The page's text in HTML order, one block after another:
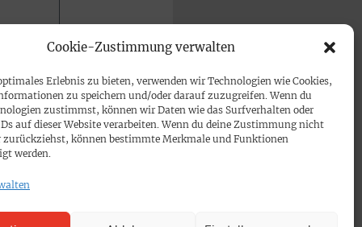
Cookie-Zustimmung verwalten
Erlebnis zu bieten, verwenden wir Technologien wie Cookies,
zu speichern und/oder darauf zuzugreifen. Wenn du
zustimmst, können wir Daten wie das Surfverhalten oder
auf dieser Website verarbeiten. Wenn du deine Zustimmung nicht
zurückziehst, können bestimmte Merkmale und Funktionen
werden.